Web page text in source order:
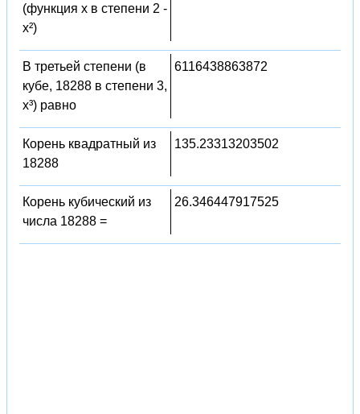
(функция x в степени 2 -
x²)
В третьей степени (в
кубе, 18288 в степени 3,
x³) равно
6116438863872
Корень квадратный из
18288
135.23313203502
Корень кубический из
числа 18288 =
26.346447917525